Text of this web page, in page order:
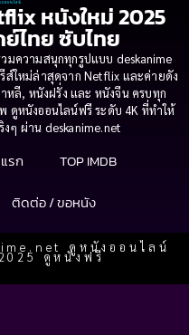
หนังใหม่ 2025
ไทย ซับไทย
มความสนุกทุกรูปแบบ deskanime
ใหม่ล่าสุดจาก Netflix และค่ายดัง
หลี, หนังฝรั่ง และ หนังจีน ครบทุก
หนังออนไลน์ฟรี ระดับ 4K ที่ทำให้
ๆ ผ่าน deskanime.net
รก
TOP IMDB
ติดต่อ / ขอหนัง
ดูหนังออนไลน์
ดูหนังฟรี